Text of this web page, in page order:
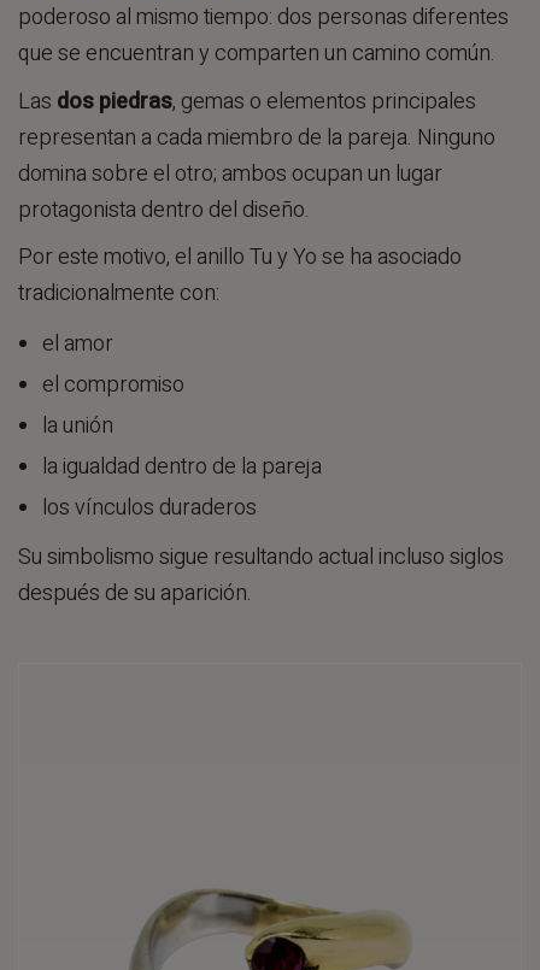
poderoso al mismo tiempo: dos personas diferentes
que se encuentran y comparten un camino común.
Las dos piedras, gemas o elementos principales
representan a cada miembro de la pareja. Ninguno
domina sobre el otro; ambos ocupan un lugar
protagonista dentro del diseño.
Por este motivo, el anillo Tu y Yo se ha asociado
tradicionalmente con:
el amor
el compromiso
la unión
la igualdad dentro de la pareja
los vínculos duraderos
Su simbolismo sigue resultando actual incluso siglos
después de su aparición.